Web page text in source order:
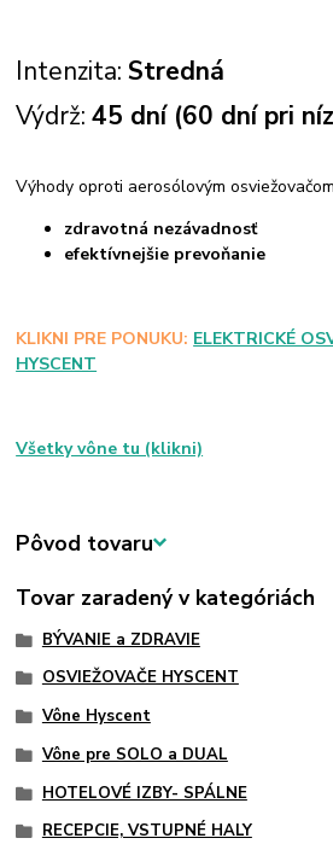
Intenzita:Stredná
Výdrž:45 dní (60 dní pri
Výhody oproti aerosólovým
zdravotná nezávadnosť
efektívnejšie prevoňanie
KLIKNI PRE PONUKU: ELEKTRICKÉ
HYSCENT
Všetky vône tu (klikni)
Pôvod tovaru
Tovar zaradený v kategóriách
BÝVANIE a ZDRAVIE
OSVIEŽOVAČE HYSCENT
Vône Hyscent
Vône pre SOLO a DUAL
HOTELOVÉ IZBY- SPÁLNE
RECEPCIE, VSTUPNÉ HALY